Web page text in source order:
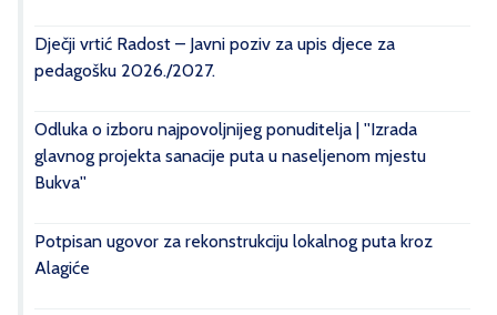
Dječji vrtić Radost – Javni poziv za upis djece za
pedagošku 2026./2027.
Odluka o izboru najpovoljnijeg ponuditelja | ''Izrada
glavnog projekta sanacije puta u naseljenom mjestu
Bukva''
Potpisan ugovor za rekonstrukciju lokalnog puta kroz
Alagiće